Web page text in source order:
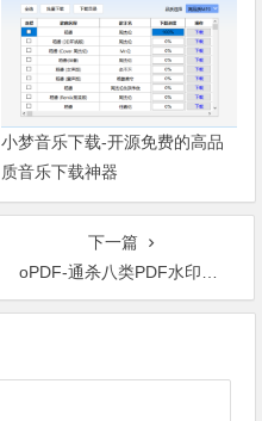
小梦音乐下载-开源免费的高品
质音乐下载神器
下一篇
oPDF-通杀八类PDF水印的免费工具